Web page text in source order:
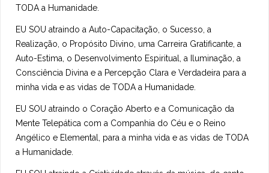
TODA a Humanidade.
EU SOU atraindo a Auto-Capacitação, o Sucesso, a
Realização, o Propósito Divino, uma Carreira Gratificante, a
Auto-Estima, o Desenvolvimento Espiritual, a Iluminação, a
Consciência Divina e a Percepção Clara e Verdadeira para a
minha vida e as vidas de TODA a Humanidade.
EU SOU atraindo o Coração Aberto e a Comunicação da
Mente Telepática com a Companhia do Céu e o Reino
Angélico e Elemental, para a minha vida e as vidas de TODA
a Humanidade.